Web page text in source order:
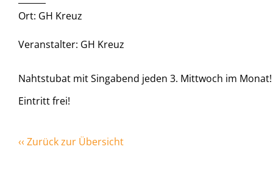
Ort: GH Kreuz
Veranstalter: GH Kreuz
Nahtstubat mit Singabend jeden 3. Mittwoch im Monat!
Eintritt frei!
‹‹ Zurück zur Übersicht